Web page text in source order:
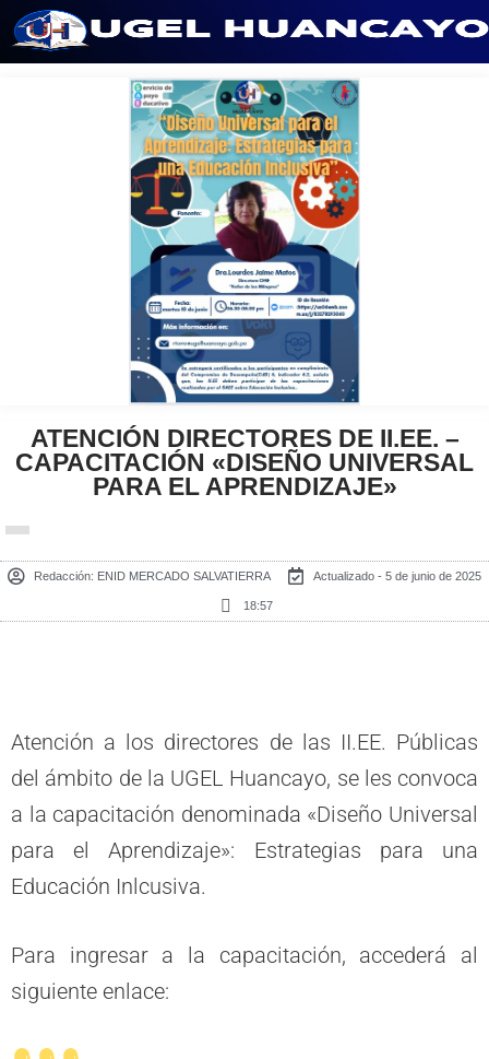
ATENCIÓN DIRECTORES DE II.EE. –
CAPACITACIÓN «DISEÑO UNIVERSAL
PARA EL APRENDIZAJE»
Redacción: ENID MERCADO SALVATIERRA Actualizado - 5 de junio de 2025
18:57
Atención a los directores de las II.EE. Públicas
del ámbito de la UGEL Huancayo, se les convoca
a la capacitación denominada «Diseño Universal
para el Aprendizaje»: Estrategias para una
Educación Inlcusiva.
Para ingresar a la capacitación, accederá al
siguiente enlace: